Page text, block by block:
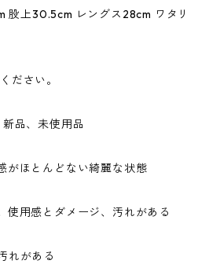
股上30.5cm レングス28cm ワタリ
ださい。
品、未使用品
がほとんどない綺麗な状態
使用感とダメージ、汚れがある
れがある